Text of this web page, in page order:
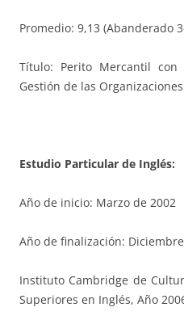
Promedio: 9,13 (Abanderado
Título: Perito Mercantil
Gestión de las
Estudio Particular de Inglés:
Año de inicio: Marzo de 2002
Año de finalización:
Instituto Cambridge de
Superiores en Inglés, Año